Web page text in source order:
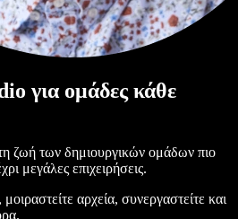
για ομάδες κάθε
ζωή των δημιουργικών ομάδων πιο
μεγάλες επιχειρήσεις.
αρχεία, συνεργαστείτε και